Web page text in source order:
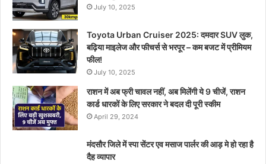
July 10, 2025
Toyota Urban Cruiser 2025: दमदार SUV लुक,
बढ़िया माइलेज और फीचर्स से भरपूर – कम बजट में प्रीमियम
फील!
July 10, 2025
राशन में अब फ्री चावल नहीं, अब मिलेंगी ये 9 चीजें, राशन
कार्ड धारकों के लिए सरकार ने बदल दी पूरी स्कीम
April 29, 2024
मंदसौर जिले में स्पा सेंटर एव मसाज पार्लर की आड़ मे हो रहा है
दैह व्यापार